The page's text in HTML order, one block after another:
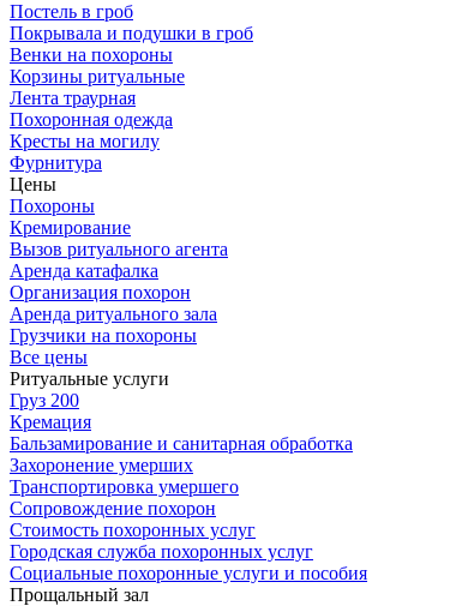
Постель в гроб
Покрывала и подушки в гроб
Венки на похороны
Корзины ритуальные
Лента траурная
Похоронная одежда
Кресты на могилу
Фурнитура
Цены
Похороны
Кремирование
Вызов ритуального агента
Аренда катафалка
Организация похорон
Аренда ритуального зала
Грузчики на похороны
Все цены
Ритуальные услуги
Груз 200
Кремация
Бальзамирование и санитарная обработка
Захоронение умерших
Транспортировка умершего
Сопровождение похорон
Стоимость похоронных услуг
Городская служба похоронных услуг
Социальные похоронные услуги и пособия
Прощальный зал